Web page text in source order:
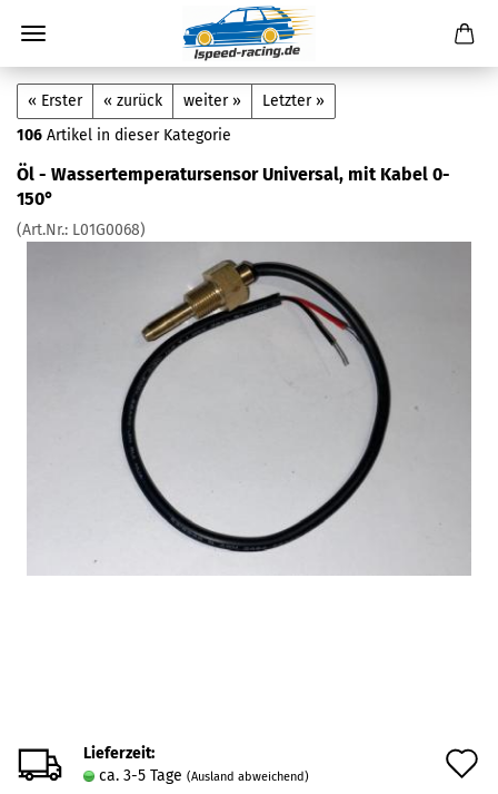
« Erster « zurück weiter »
Letzter »
106 Artikel in dieser Kategorie
Öl - Wassertemperatursensor Universal, mit Kabel 0-
150°
(Art.Nr.: L01G0068)
Lieferzeit:
ca. 3-5 Tage (Ausland abweichend)